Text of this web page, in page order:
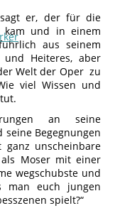
er, der für die
kam und in einem
aus seinem
und Heiteres, aber
Welt der Oper zu
viel Wissen und
an seine
Begegnungen
unscheinbare
Moser mit einer
wegschubste und
man euch jungen
spielt?“